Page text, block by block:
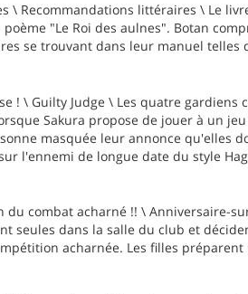
\ Recommandations littéraires \ Le
"Le Roi des aulnes". Botan
se trouvant dans leur manuel
! \ Guilty Judge \ Les quatre gardiens
Sakura propose de jouer à un
masquée leur annonce qu'elles
l'ennemi de longue date du style
du combat acharné !! \ Anniversaire-
seules dans la salle du club et
acharnée. Les filles